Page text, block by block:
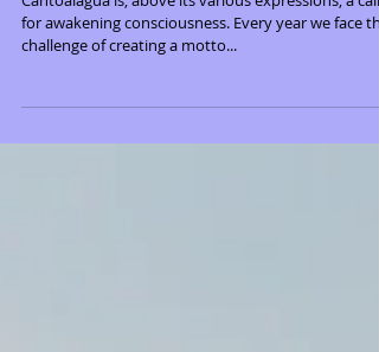
Cantoalagua is, above its various expressions, a call
for awakening consciousness. Every year we face the